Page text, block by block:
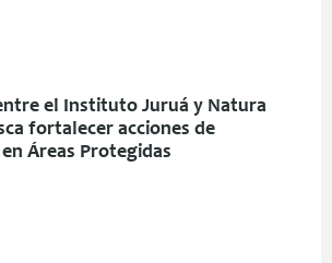
el Instituto Juruá y Natura
fortalecer acciones de
Áreas Protegidas